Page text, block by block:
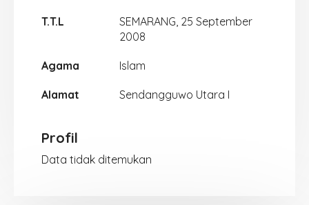
T.T.L
SEMARANG, 25 September
2008
Agama Islam
Alamat Sendangguwo Utara I
Profil
Data tidak ditemukan